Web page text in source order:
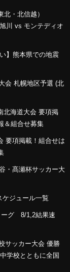
・北信越）
川 vs モンテディオ
】熊本県での地震
会 札幌地区予選 (北
北海道大会 要項掲
＆組合せ募集
要項掲載！組合せは
・髙瀬杯サッカー大
ケジュール一覧
ーグ 8/1,2結果速
サッカー大会 優勝
学校とともに全国